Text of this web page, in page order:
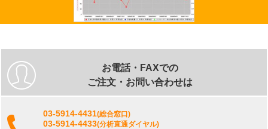
お電話・FAXでの
ご注文・お問い合わせは
03-5914-4431(総合窓口)
03-5914-4433(分析直通ダイヤル)